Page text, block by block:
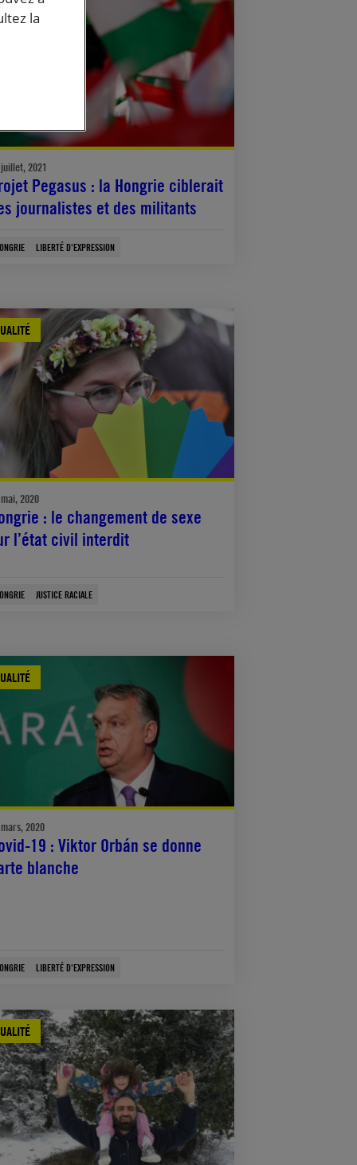
2021
Pegasus : la Hongrie ciblerait
journalistes et des militants
LIBERTÉ D'EXPRESSION
2020
: le changement de sexe
l’état civil interdit
JUSTICE RACIALE
2020
19 : Viktor Orbán se donne
blanche
LIBERTÉ D'EXPRESSION
la